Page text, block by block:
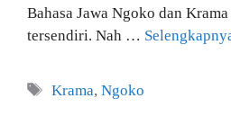
Bahasa Jawa Ngoko dan
tersendiri. Nah …
Tag
Krama,Ngoko